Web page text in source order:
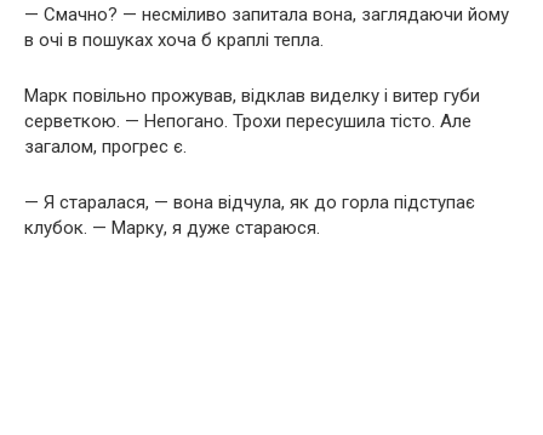
— Смачно? — несміливо запитала вона, заглядаючи йому
в очі в пошуках хоча б краплі тепла.
Марк повільно прожував, відклав виделку і витер губи
серветкою. — Непогано. Трохи пересушила тісто. Але
загалом, прогрес є.
— Я старалася, — вона відчула, як до горла підступає
клубок. — Марку, я дуже стараюся.